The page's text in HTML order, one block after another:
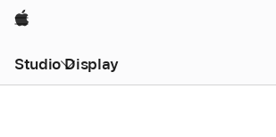
Apple
Studio Display